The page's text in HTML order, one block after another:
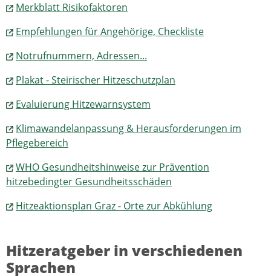
Merkblatt Risikofaktoren
Empfehlungen für Angehörige, Checkliste
Notrufnummern, Adressen...
Plakat - Steirischer Hitzeschutzplan
Evaluierung Hitzewarnsystem
Klimawandelanpassung & Herausforderungen im
Pflegebereich
WHO Gesundheitshinweise zur Prävention
hitzebedingter Gesundheitsschäden
Hitzeaktionsplan Graz - Orte zur Abkühlung
Hitzeratgeber in verschiedenen
Sprachen